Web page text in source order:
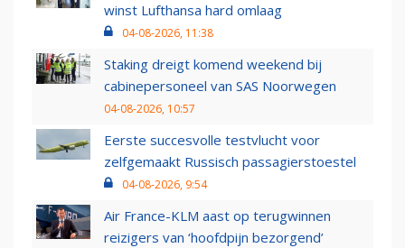
winst Lufthansa hard omlaag
04-08-2026, 11:38
Staking dreigt komend weekend bij
cabinepersoneel van SAS Noorwegen
04-08-2026, 10:57
Eerste succesvolle testvlucht voor
zelfgemaakt Russisch passagierstoestel
04-08-2026, 9:54
Air France-KLM aast op terugwinnen
reizigers van ‘hoofdpijn bezorgend’